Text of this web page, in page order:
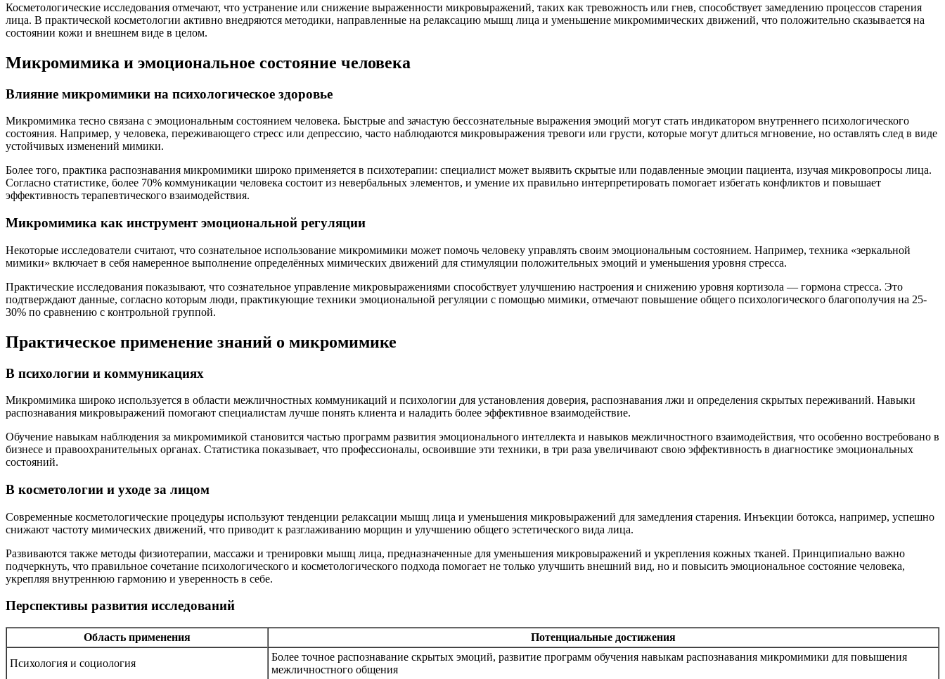
Косметологические исследования отмечают, что устранение или снижение выраженности микровыражений, таких как тревожность или гнев, способствует замедлению процессов старения
лица. В практической косметологии активно внедряются методики, направленные на релаксацию мышц лица и уменьшение микромимических движений, что положительно сказывается на
состоянии кожи и внешнем виде в целом.
Микромимика и эмоциональное состояние человека
Влияние микромимики на психологическое здоровье
Микромимика тесно связана с эмоциональным состоянием человека. Быстрые and зачастую бессознательные выражения эмоций могут стать индикатором внутреннего психологического
состояния. Например, у человека, переживающего стресс или депрессию, часто наблюдаются микровыражения тревоги или грусти, которые могут длиться мгновение, но оставлять след в виде
устойчивых изменений мимики.
Более того, практика распознавания микромимики широко применяется в психотерапии: специалист может выявить скрытые или подавленные эмоции пациента, изучая микровопросы лица.
Согласно статистике, более 70% коммуникации человека состоит из невербальных элементов, и умение их правильно интерпретировать помогает избегать конфликтов и повышает
эффективность терапевтического взаимодействия.
Микромимика как инструмент эмоциональной регуляции
Некоторые исследователи считают, что сознательное использование микромимики может помочь человеку управлять своим эмоциональным состоянием. Например, техника «зеркальной
мимики» включает в себя намеренное выполнение определённых мимических движений для стимуляции положительных эмоций и уменьшения уровня стресса.
Практические исследования показывают, что сознательное управление микровыражениями способствует улучшению настроения и снижению уровня кортизола — гормона стресса. Это
подтверждают данные, согласно которым люди, практикующие техники эмоциональной регуляции с помощью мимики, отмечают повышение общего психологического благополучия на 25-
30% по сравнению с контрольной группой.
Практическое применение знаний о микромимике
В психологии и коммуникациях
Микромимика широко используется в области межличностных коммуникаций и психологии для установления доверия, распознавания лжи и определения скрытых переживаний. Навыки
распознавания микровыражений помогают специалистам лучше понять клиента и наладить более эффективное взаимодействие.
Обучение навыкам наблюдения за микромимикой становится частью программ развития эмоционального интеллекта и навыков межличностного взаимодействия, что особенно востребовано в
бизнесе и правоохранительных органах. Статистика показывает, что профессионалы, освоившие эти техники, в три раза увеличивают свою эффективность в диагностике эмоциональных
состояний.
В косметологии и уходе за лицом
Современные косметологические процедуры используют тенденции релаксации мышц лица и уменьшения микровыражений для замедления старения. Инъекции ботокса, например, успешно
снижают частоту мимических движений, что приводит к разглаживанию морщин и улучшению общего эстетического вида лица.
Развиваются также методы физиотерапии, массажи и тренировки мышц лица, предназначенные для уменьшения микровыражений и укрепления кожных тканей. Принципиально важно
подчеркнуть, что правильное сочетание психологического и косметологического подхода помогает не только улучшить внешний вид, но и повысить эмоциональное состояние человека,
укрепляя внутреннюю гармонию и уверенность в себе.
Перспективы развития исследований
Область применения Потенциальные достижения
Психология и социология
Более точное распознавание скрытых эмоций, развитие программ обучения навыкам распознавания микромимики для повышения
межличностного общения